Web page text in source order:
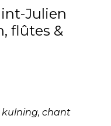
Julien
flûtes &
kulning,chant